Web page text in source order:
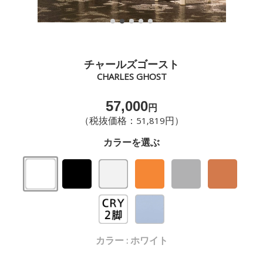
チャールズゴースト
CHARLES GHOST
57,000円
（税抜価格：51,819円）
カラーを選ぶ
カラー : ホワイト